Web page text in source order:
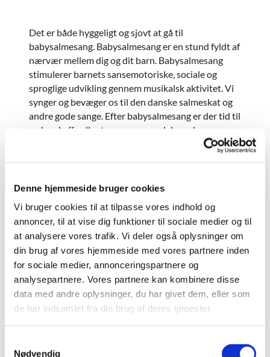
Denne hjemmeside bruger cookies
Vi bruger cookies til at tilpasse vores indhold og
annoncer, til at vise dig funktioner til sociale medier og til
at analysere vores trafik. Vi deler også oplysninger om
din brug af vores hjemmeside med vores partnere inden
for sociale medier, annonceringspartnere og
analysepartnere. Vores partnere kan kombinere disse
data med andre oplysninger, du har givet dem, eller som
de har indsamlet fra din brug af deres tjenester.
Nødvendig
Det er både hyggeligt og sjovt at gå til
babysalmesang. Babysalmesang er en stund fyldt af
nærvær mellem dig og dit barn. Babysalmesang
stimulerer barnets sansemotoriske, sociale og
sproglige udvikling gennem musikalsk aktivitet. Vi
synger og bevæger os til den danske salmeskat og
andre gode sange. Efter babysalmesang er der tid til
en kop kaffe eller te sammen med de andre
Babysalmesang er for alle, og foregår i en hyggelig
babysalmesang gratis. For yderligere oplysninger
samt tilmelding, skriv til:Karen Gramkow:
musikforboern@yahoo.dk